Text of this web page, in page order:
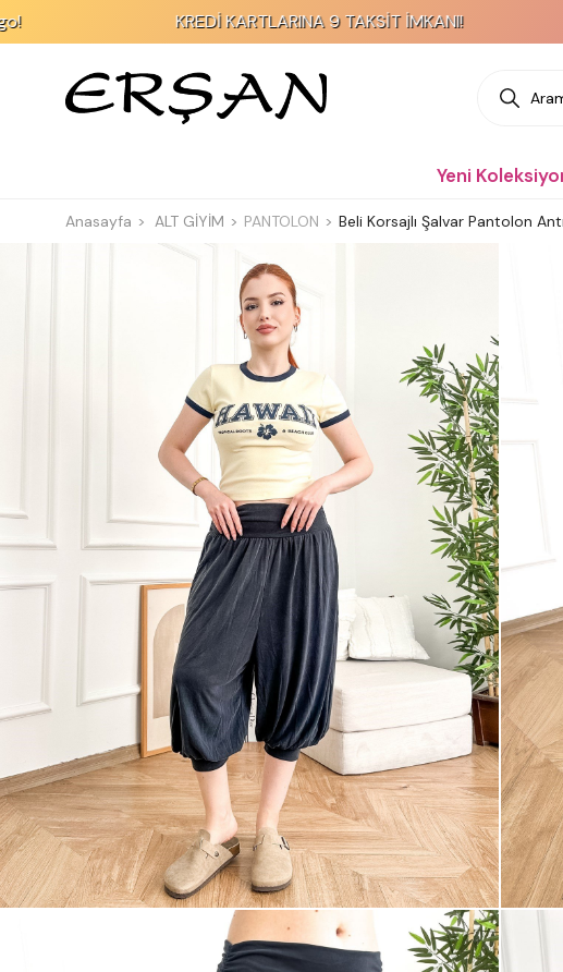
KREDİ KARTLARINA 9 TAKSİT İMKANI!
Yeni
Anasayfa ALT GİYİM PANTOLON Beli Korsajlı Şalvar Pantolon